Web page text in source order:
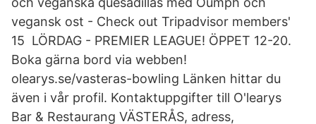
vegansk ost - Check out Tripadvisor members'
15 LÖRDAG - PREMIER LEAGUE! ÖPPET 12-20.
Boka gärna bord via webben!
olearys.se/vasteras-bowling Länken hittar du
även i vår profil. Kontaktuppgifter till O'learys
Bar & Restaurang VÄSTERÅS, adress,